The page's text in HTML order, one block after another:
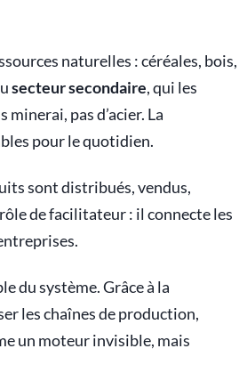
naturelles : céréales, bois,
secteur secondaire, qui les
pas d’acier. La
pour le quotidien.
sont distribués, vendus,
de facilitateur : il connecte les
du système. Grâce à la
les chaînes de production,
un moteur invisible, mais